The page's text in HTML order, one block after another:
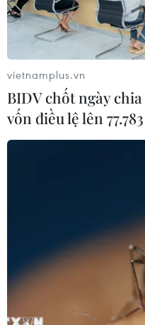
Theo dõi VietnamPlus
vietnamplus.vn
BIDV chốt ngày
vốn điều lệ lên